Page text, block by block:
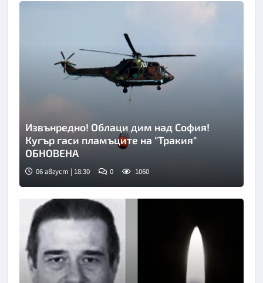
Снимка: БТА
Извънредно! Облаци дим над София!
Кугър гаси пламъците на "Тракия"
ОБНОВЕНА
06 август | 18:30 0 1060